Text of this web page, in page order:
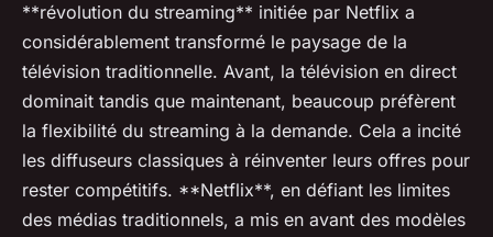
**révolution du streaming** initiée par Netflix a
considérablement transformé le paysage de la
télévision traditionnelle. Avant, la télévision en direct
dominait tandis que maintenant, beaucoup préfèrent
la flexibilité du streaming à la demande. Cela a incité
les diffuseurs classiques à réinventer leurs offres pour
rester compétitifs. **Netflix**, en défiant les limites
des médias traditionnels, a mis en avant des modèles